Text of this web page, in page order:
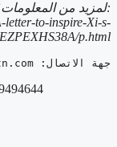
لمزيد من المعلومات يُرجى النقر على:
letter-to-inspire-Xi-s-
p.html
جهة الاتصال: CGTN،